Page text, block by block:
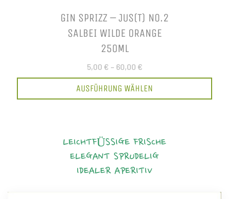
GIN SPRIZZ – JUS(T) NO.2
SALBEI WILDE ORANGE
250ML
5,00 € – 60,00 €
AUSFÜHRUNG WÄHLEN
LEICHTFÜSSIGE FRISCHE
ELEGANT SPRUDELIG
IDEALER APERITIV